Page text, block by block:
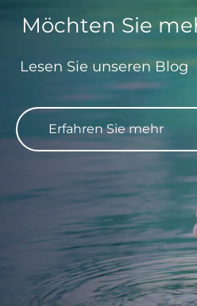
Möchten Sie
Lesen Sie unseren Blog
Erfahren Sie mehr